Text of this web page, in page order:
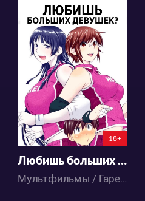
24441
12 34
18+
Любишь больших девушек?
Мультфильмы / Гарем / Спорт / Школа / Этти